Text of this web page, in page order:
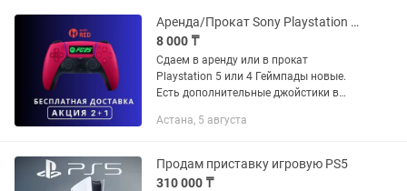
Аренда/Прокат Sony Playstation 5/4
8 000 ₸
Сдаем в аренду или в прокат
Playstation 5 или 4 Геймпады новые.
Есть дополнительные джойстики в
2 джойстика. Акционные цены для
Астана, 5 августа
Продам приставку игровую PS5
310 000 ₸